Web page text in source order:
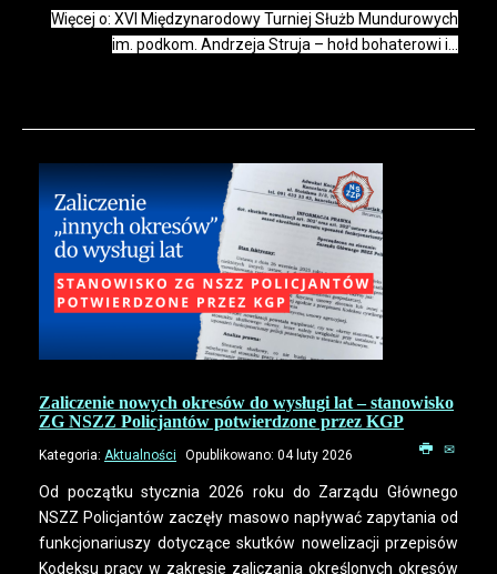
Więcej o: XVI Międzynarodowy Turniej Służb Mundurowych
im. podkom. Andrzeja Struja – hołd bohaterowi i...
Zaliczenie nowych okresów do wysługi lat – stanowisko
ZG NSZZ Policjantów potwierdzone przez KGP
Kategoria: Aktualności Opublikowano: 04 luty 2026
Od początku stycznia 2026 roku do Zarządu Głównego
NSZZ Policjantów zaczęły masowo napływać zapytania od
funkcjonariuszy dotyczące skutków nowelizacji przepisów
Kodeksu pracy w zakresie zaliczania określonych okresów